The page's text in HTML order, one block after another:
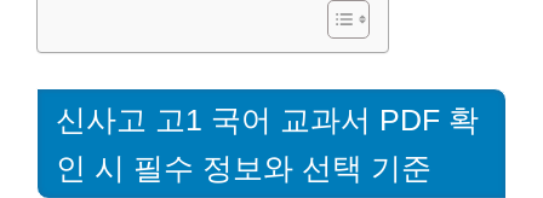
신사고 고1 국어 교과서 PDF 확
인 시 필수 정보와 선택 기준